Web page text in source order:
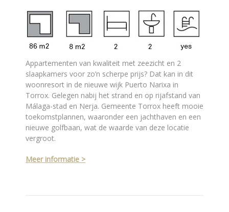
Appartementen van kwaliteit met zeezicht en 2
slaapkamers voor zo’n scherpe prijs? Dat kan in dit
woonresort in de nieuwe wijk Puerto Narixa in
Torrox. Gelegen nabij het strand en op rijafstand van
Málaga-stad en Nerja. Gemeente Torrox heeft mooie
toekomstplannen, waaronder een jachthaven en een
nieuwe golfbaan, wat de waarde van deze locatie
vergroot.
Meer informatie >